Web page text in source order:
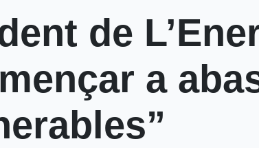
de
a